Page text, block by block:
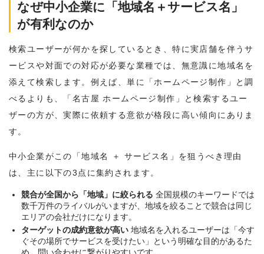
なぜ中小企業に「地域名＋サービス名」
が有利なのか
検索ユーザーが何かを探しているとき、特に実店舗を伴うサ
ービスや対面での対応が必要な業種では、無意識に地域名を
添えて検索します。例えば、単に「ホームページ制作」と調
べるよりも、「名古屋 ホームページ制作」と検索するユー
ザーの方が、実際に依頼する意欲が格段に高い傾向にありま
す。
中小企業がこの「地域名 ＋ サービス名」を狙うべき理由
は、主に以下の3点に集約されます。
競合が全国から「地域」に絞られる 全国規模のキーワードでは
数千万件のライバルがいますが、地域を絞ることで競合は同じ
エリアの会社だけになります。
ターゲットの成約意欲が高い 地域名を入れるユーザーは「今す
ぐその場所でサービスを受けたい」という明確な目的があるた